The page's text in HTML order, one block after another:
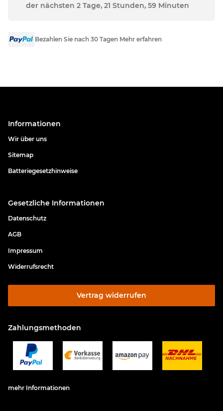
der nächsten 2 Tage, 21 Stunden, 59 Minuten
Bezahlen Sie nach 30 Tagen Mehr erfahren
Informationen
Wir über uns
Sitemap
Batteriegesetzhinweise
Gesetzliche Informationen
Datenschutz
AGB
Impressum
Widerrufsrecht
Vertrag widerrufen
Zahlungsmethoden
mehr Informationen